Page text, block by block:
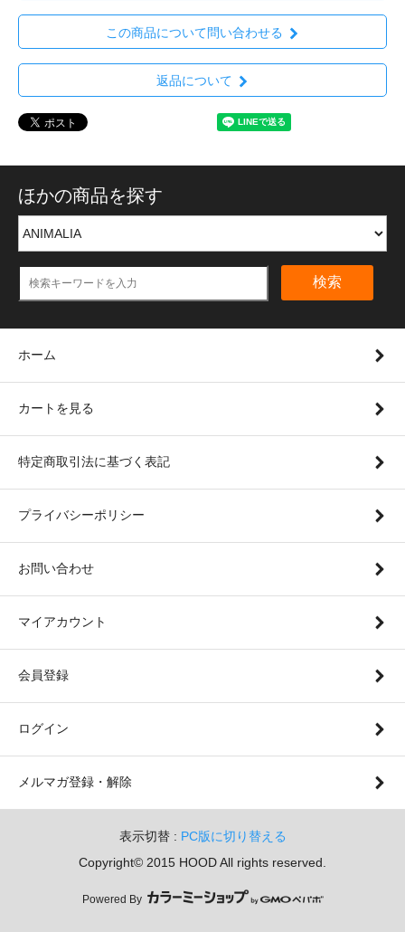
この商品について問い合わせる
返品について
ほかの商品を探す
検索
ホーム
カートを見る
特定商取引法に基づく表記
プライバシーポリシー
お問い合わせ
マイアカウント
会員登録
ログイン
メルマガ登録・解除
表示切替 : PC版に切り替える
Copyright© 2015 HOOD All rights reserved.
Powered By